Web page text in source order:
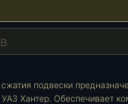
подвески
Хантер. Обеспечивает